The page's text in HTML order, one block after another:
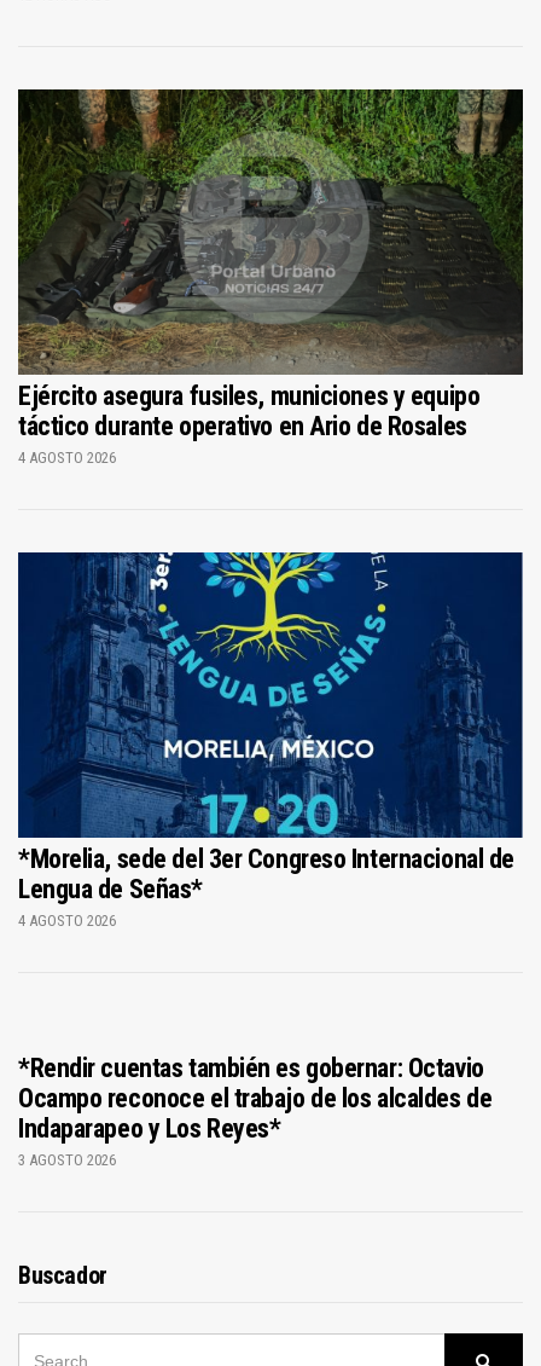
Ejército asegura fusiles, municiones y equipo
táctico durante operativo en Ario de Rosales
4 AGOSTO 2026
*Morelia, sede del 3er Congreso Internacional de
Lengua de Señas*
4 AGOSTO 2026
*Rendir cuentas también es gobernar: Octavio
Ocampo reconoce el trabajo de los alcaldes de
Indaparapeo y Los Reyes*
3 AGOSTO 2026
Buscador